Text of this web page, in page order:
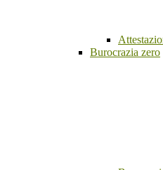
Burocrazia zero